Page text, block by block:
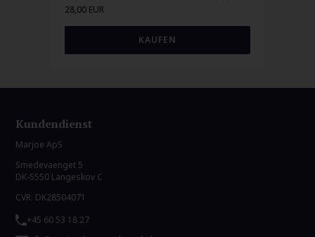
28,00 EUR
Kundendienst
Marjoe ApS
Smedevaenget 5
DK-5550 Langeskov C
CVR: DK28504071
+45 60 53 18 27